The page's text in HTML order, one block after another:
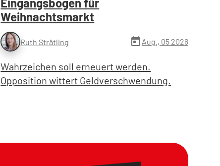
Weihnachtsmarkt
Ruth Strätling today Aug., 05 2026
Wahrzeichen soll erneuert werden.
Opposition wittert Geldverschwendung.